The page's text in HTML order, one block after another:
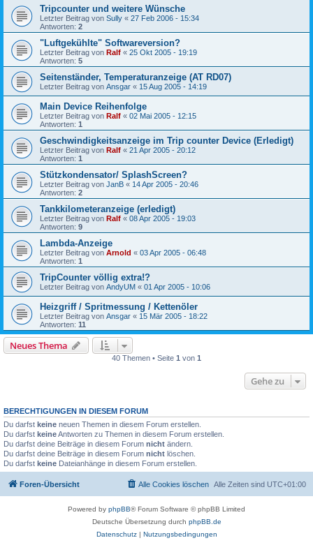
Tripcounter und weitere Wünsche
Letzter Beitrag von Sully « 27 Feb 2006 - 15:34
Antworten: 2
"Luftgekühlte" Softwareversion?
Letzter Beitrag von Ralf « 25 Okt 2005 - 19:19
Antworten: 5
Seitenständer, Temperaturanzeige (AT RD07)
Letzter Beitrag von Ansgar « 15 Aug 2005 - 14:19
Main Device Reihenfolge
Letzter Beitrag von Ralf « 02 Mai 2005 - 12:15
Antworten: 1
Geschwindigkeitsanzeige im Trip counter Device (Erledigt)
Letzter Beitrag von Ralf « 21 Apr 2005 - 20:12
Antworten: 1
Stützkondensator/ SplashScreen?
Letzter Beitrag von JanB « 14 Apr 2005 - 20:46
Antworten: 2
Tankkilometeranzeige (erledigt)
Letzter Beitrag von Ralf « 08 Apr 2005 - 19:03
Antworten: 9
Lambda-Anzeige
Letzter Beitrag von Arnold « 03 Apr 2005 - 06:48
Antworten: 1
TripCounter völlig extra!?
Letzter Beitrag von AndyUM « 01 Apr 2005 - 10:06
Heizgriff / Spritmessung / Kettenöler
Letzter Beitrag von Ansgar « 15 Mär 2005 - 18:22
Antworten: 11
Neues Thema
40 Themen • Seite 1 von 1
Gehe zu
BERECHTIGUNGEN IN DIESEM FORUM
Du darfst keine neuen Themen in diesem Forum erstellen.
Du darfst keineAntworten zu Themen in diesem Forum erstellen.
Du darfst deine Beiträge in diesem Forum nicht ändern.
Du darfst deine Beiträge in diesem Forum nicht löschen.
Du darfst keine Dateianhänge in diesem Forum erstellen.
Foren-Übersicht Alle Zeiten sind UTC+01:00
Alle Cookies löschen
Powered by phpBB® Forum Software © phpBB Limited
Deutsche Übersetzung durch phpBB.de
Datenschutz| Nutzungsbedingungen